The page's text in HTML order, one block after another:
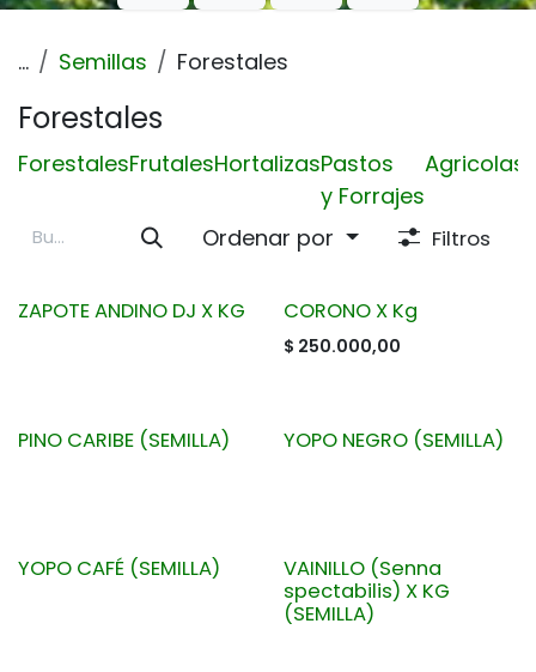
... Semillas Forestales
Forestales
ForestalesFrutalesHortalizasPastos
y Forrajes
Agricolas
Ordenar por Filtros
ZAPOTE ANDINO DJ X KG CORONO X Kg
$ 250.000,00
PINO CARIBE (SEMILLA) YOPO NEGRO (SEMILLA)
YOPO CAFÉ (SEMILLA)
VAINILLO (Senna
spectabilis) X KG
(SEMILLA)